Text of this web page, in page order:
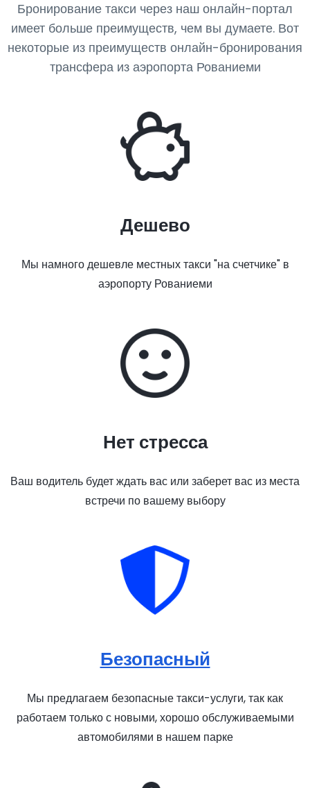
Бронирование такси через наш онлайн-портал
имеет больше преимуществ, чем вы думаете. Вот
некоторые из преимуществ онлайн-бронирования
трансфера из аэропорта Рованиеми
Дешево
Мы намного дешевле местных такси "на счетчике" в
аэропорту Рованиеми
Нет стресса
Ваш водитель будет ждать вас или заберет вас из места
встречи по вашему выбору
Безопасный
Мы предлагаем безопасные такси-услуги, так как
работаем только с новыми, хорошо обслуживаемыми
автомобилями в нашем парке